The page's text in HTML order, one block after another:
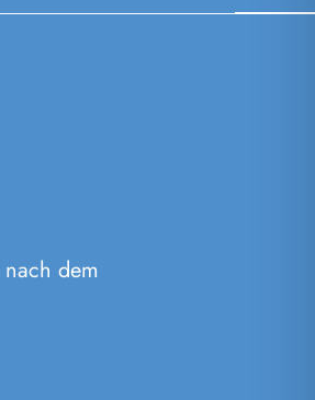
dem